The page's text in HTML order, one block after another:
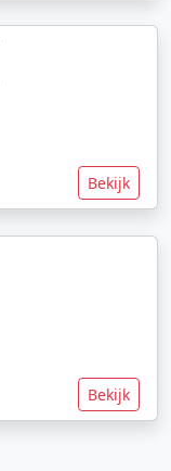
Bekijk
Bekijk